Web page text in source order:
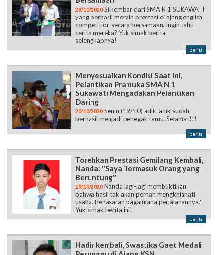
28/10/2020 Si kembar dari SMA N 1 SUKAWATI
yang berhasil meraih prestasi di ajang english
competition secara bersamaan. Ingin tahu
cerita mereka? Yuk simak berita
selengkapnya!
berita
Menyesuaikan Kondisi Saat Ini,
Pelantikan Pramuka SMA N 1
Sukawati Mengadakan Pelantikan
Daring
20/10/2020 Senin (19/10) adik-adik sudah
berhasil menjadi penegak tamu. Selamat!!!
berita
Torehkan Prestasi Gemilang Kembali,
Nanda: "Saya Termasuk Orang yang
Beruntung"
19/10/2020 Nanda lagi-lagi membuktikan
bahwa hasil tak akan pernah mengkhianati
usaha. Penasaran bagaimana perjalanannya?
Yuk simak berita ini!
berita
Hadir kembali, Swastika Gaet Medali